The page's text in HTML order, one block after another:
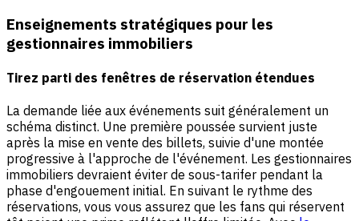
Enseignements stratégiques pour les
gestionnaires immobiliers
Tirez parti des fenêtres de réservation étendues
La demande liée aux événements suit généralement un
schéma distinct. Une première poussée survient juste
après la mise en vente des billets, suivie d'une montée
progressive à l'approche de l'événement. Les gestionnaires
immobiliers devraient éviter de sous-tarifer pendant la
phase d'engouement initial. En suivant le rythme des
réservations, vous vous assurez que les fans qui réservent